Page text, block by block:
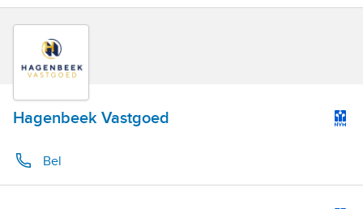
Hagenbeek Vastgoed
Bel